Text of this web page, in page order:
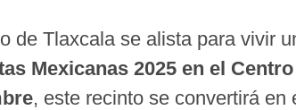
de Tlaxcala se alista para vivir
Mexicanas 2025 en el
, este recinto se convertirá